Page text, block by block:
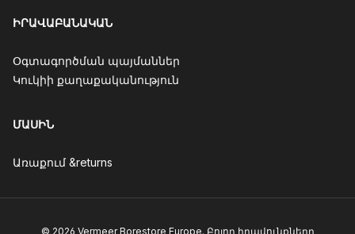
ԻՐԱՎԱԲԱՆԱԿԱՆ
Օգտագործման պայմաններ
Կուկիի քաղաքականություն
ՄԱՍԻՆ
Առաքում &returns
© 2026 Vermeer Borestore Europe. Բոլոր իրավունքները